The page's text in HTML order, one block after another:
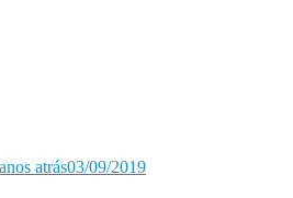
atrás03/09/2019